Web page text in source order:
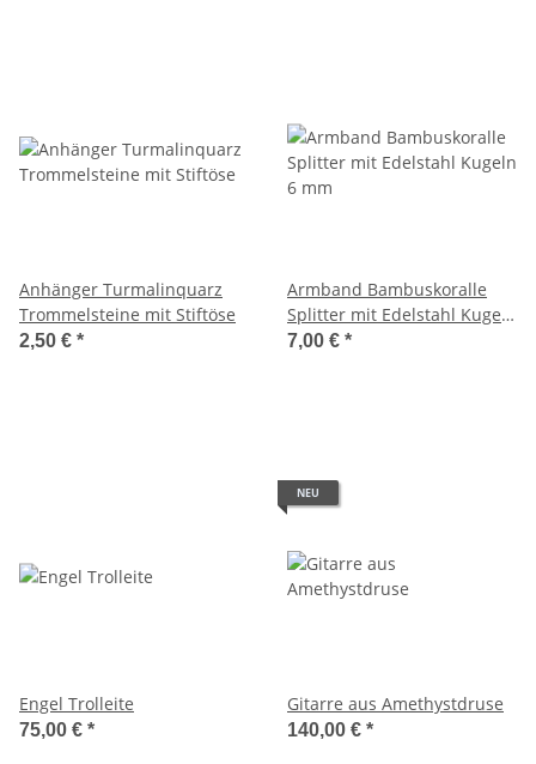
Anhänger Turmalinquarz
Trommelsteine mit Stiftöse
2,50 € *
Armband Bambuskoralle
Splitter mit Edelstahl Kugeln
6 mm
7,00 € *
Engel Trolleite
75,00 € *
NEU
Gitarre aus Amethystdruse
140,00 € *